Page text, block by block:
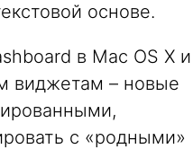
основе.
в Mac OS X и
виджетам – новые
с «родными»